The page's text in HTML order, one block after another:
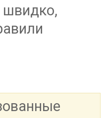
швидко,